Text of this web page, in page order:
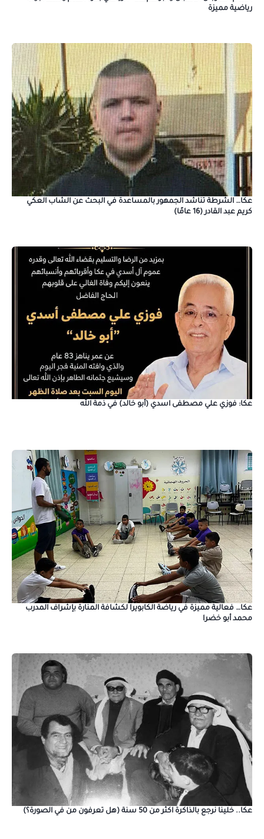
رياضية مميزة
عكا… الشرطة تناشد الجمهور بالمساعدة في البحث عن الشاب العكي
كريم عبد القادر (16 عامًا)
عكا: فوزي علي مصطفى اسدي (أبو خالد) في ذمة الله
عكا… فعالية مميزة في رياضة الكابويرا لكشافة المنارة بإشراف المدرب
محمد أبو خضرا
عكا.. خلينا نرجع بالذاكرة اكثر من 50 سنة (هل تعرفون من في الصورة؟)